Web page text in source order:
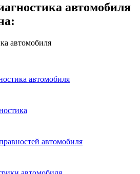
автомобиля
автомобиля
автомобиля
автомобиля